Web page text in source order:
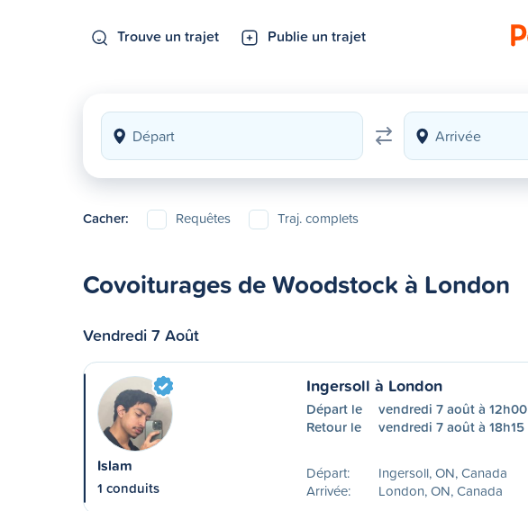
Trouve un trajet Publie un trajet
Cacher: Requêtes Traj. complets
Covoiturages de Woodstock à London
Vendredi 7 Août
Islam
1 conduits
Ingersoll à London
Départ le
vendredi 7 août à 12h00
Retour le
vendredi 7 août à 18h15
Départ:
Ingersoll, ON, Canada
Arrivée:
London, ON, Canada